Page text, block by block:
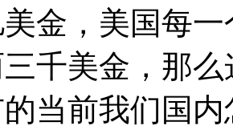
金，美国每
千美金，那
当前我们国